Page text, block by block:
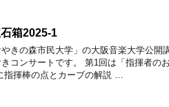
箱2025-1
きの森市民大学」の大阪音楽大学公開
コンサートです。 第1回は「指揮者の
指揮棒の点とカーブの解説 …